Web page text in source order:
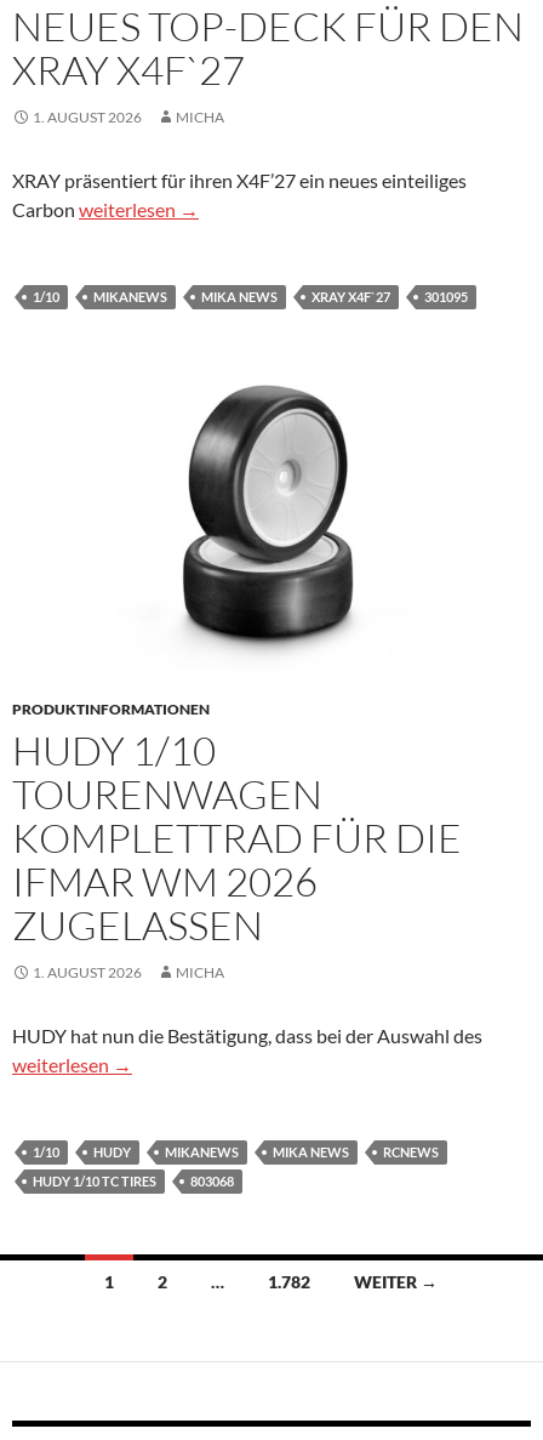
NEUES TOP-DECK FÜR DEN
XRAY X4F`27
1. AUGUST 2026 MICHA
XRAY präsentiert für ihren X4F’27 ein neues einteiliges
Carbon Neues Top-Deck für den Xray X4F`27
weiterlesen →
1/10 MIKANEWS MIKA NEWS XRAY X4F`27 301095
PRODUKTINFORMATIONEN
HUDY 1/10
TOURENWAGEN
KOMPLETTRAD FÜR DIE
IFMAR WM 2026
ZUGELASSEN
1. AUGUST 2026 MICHA
HUDY hat nun die Bestätigung, dass bei der Auswahl des
Hudy 1/10 Tourenwagen Komplettrad für die IFMAR WM 2026
weiterlesen →
1/10 HUDY MIKANEWS MIKA NEWS
RCNEWS
HUDY 1/10 TC TIRES
803068
Beitragsnavigation
1 2 … 1.782 WEITER →